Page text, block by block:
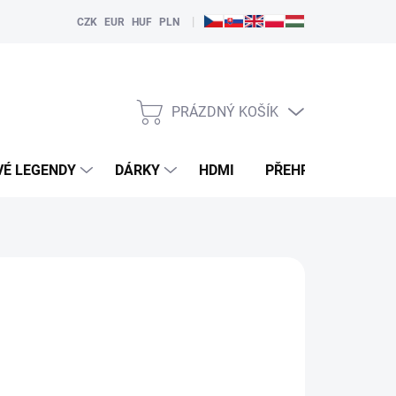
CZK EUR HUF PLN |
NÁKUPNÍ
PRÁZDNÝ KOŠÍK
LEGENDY DÁRKY HDMI PŘEHRÁVAČE